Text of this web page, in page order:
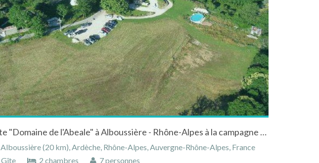
Gîte "Domaine de l'Abeale" à Alboussière - Rhône-Alpes à la campagne avec étang piscine et jacuzzi
Alboussière (20 km), Ardèche, Rhône-Alpes, Auvergne-Rhône-Alpes, France
Gîte
2 chambres 7 personnes